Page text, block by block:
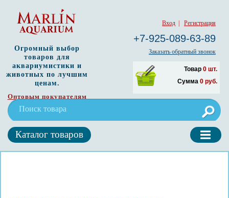
Вход Регистрация
+7-925-089-63-89
Заказать обратный звонок
Товар 0 шт.
Сумма 0 руб.
Огромный выбор
товаров для
аквариумистики и
животных по лучшим
ценам.
Оптовым покупателям
Каталог товаров